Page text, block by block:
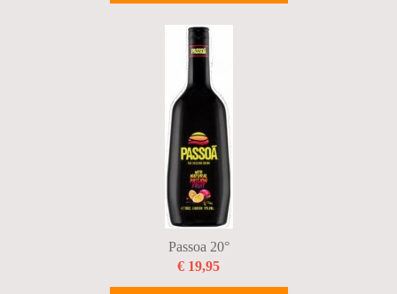
Passoa 20°
€ 19,95